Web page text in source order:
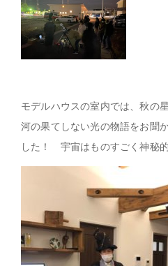
モデルハウスの室内では、秋の
河の果てしない光の物語をお聞
した！ 宇宙はものすごく神秘的